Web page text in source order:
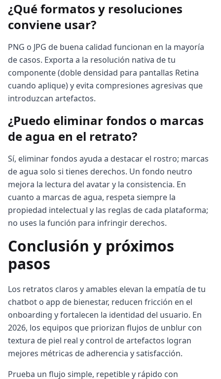
¿Qué formatos y resoluciones
conviene usar?
PNG o JPG de buena calidad funcionan en la mayoría
de casos. Exporta a la resolución nativa de tu
componente (doble densidad para pantallas Retina
cuando aplique) y evita compresiones agresivas que
introduzcan artefactos.
¿Puedo eliminar fondos o marcas
de agua en el retrato?
Sí, eliminar fondos ayuda a destacar el rostro; marcas
de agua solo si tienes derechos. Un fondo neutro
mejora la lectura del avatar y la consistencia. En
cuanto a marcas de agua, respeta siempre la
propiedad intelectual y las reglas de cada plataforma;
no uses la función para infringir derechos.
Conclusión y próximos
pasos
Los retratos claros y amables elevan la empatía de tu
chatbot o app de bienestar, reducen fricción en el
onboarding y fortalecen la identidad del usuario. En
2026, los equipos que priorizan flujos de unblur con
textura de piel real y control de artefactos logran
mejores métricas de adherencia y satisfacción.
Prueba un flujo simple, repetible y rápido con